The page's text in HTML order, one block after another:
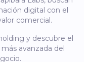
digital con el
comercial.
y descubre el
avanzada del